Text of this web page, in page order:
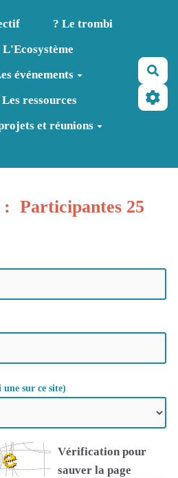
? Le trombi
L'Ecosystème
événements
Les ressources
et réunions
: Participantes 25
sur ce site)
Vérification pour
sauver la page